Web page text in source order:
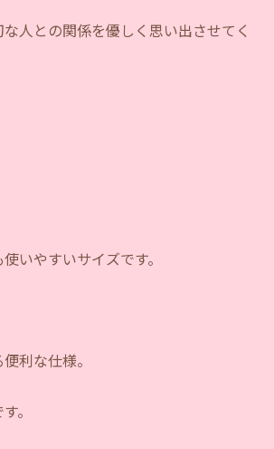
人との関係を優しく思い出させてく
いやすいサイズです。
利な仕様。
。